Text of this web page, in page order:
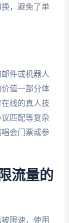
，避免了单
件或机器人
值一部分体
线的真人技
匹配等复杂
会门票或参
流量的
限速，使用